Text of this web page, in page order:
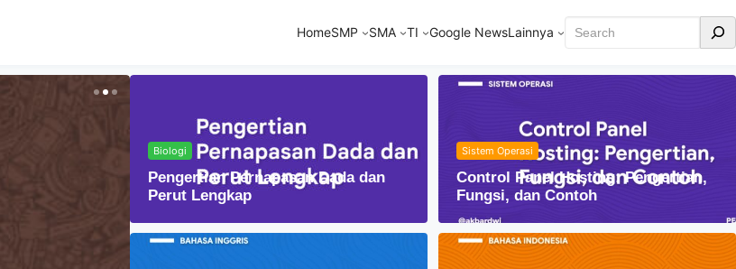
HomeSMP SMA TI Google NewsLainnya Cari
Biologi
Pengertian Pernapasan Dada dan
Perut Lengkap
Sistem Operasi
Control Panel Hosting: Pengertian,
Fungsi, dan Contoh